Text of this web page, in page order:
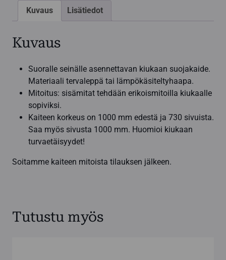
Kuvaus Lisätiedot
Kuvaus
Suoralle seinälle asennettavan kiukaan suojakaide.
Materiaali tervaleppä tai lämpökäsiteltyhaapa.
Mitoitus: sisämitat tehdään erikoismitoilla kiukaalle
sopiviksi.
Kaiteen korkeus on 1000 mm edestä ja 730 sivuista.
Saa myös sivusta 1000 mm. Huomioi kiukaan
turvaetäisyydet!
Soitamme kaiteen mitoista tilauksen jälkeen.
Tutustu myös